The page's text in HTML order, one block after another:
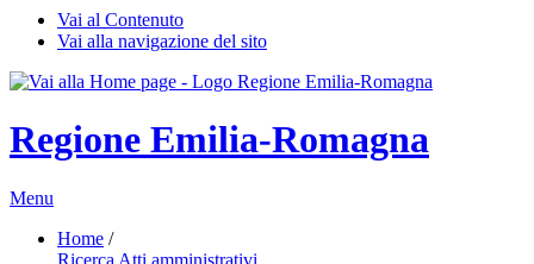
Vai al Contenuto
Vai alla navigazione del sito
Regione Emilia-Romagna
Menu
Home /
Ricerca Atti amministrativi